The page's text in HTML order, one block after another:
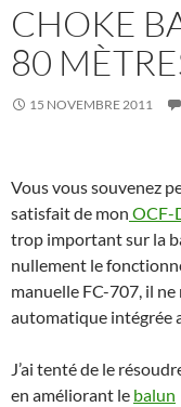
CHOKE
80
15 NOVEMBRE 2011
Vous vous souvenez
satisfait de mon OCF-
trop important sur la
nullement le
manuelle FC-707, il
automatique intégrée
J’ai tenté de le
en améliorant le balun